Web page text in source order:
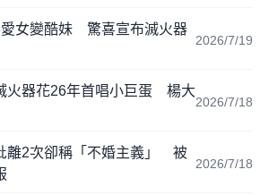
女變酷妹 驚喜宣布滅火器
2026/7/19
火器花26年首唱小巨蛋 楊大
2026/7/18
離2次卻稱「不婚主義」 被
2026/7/18